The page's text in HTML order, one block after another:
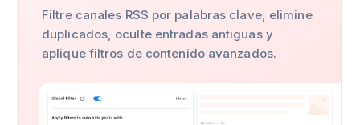
Filtre canales RSS por palabras clave, elimine
duplicados, oculte entradas antiguas y
aplique filtros de contenido avanzados.